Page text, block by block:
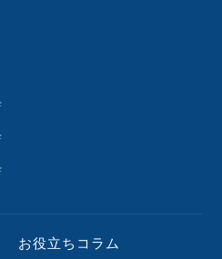
お役立ちコラム